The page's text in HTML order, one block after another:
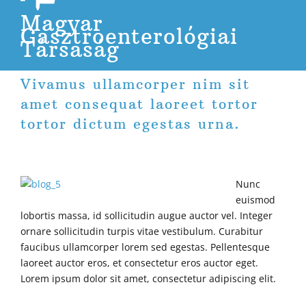
Magyar
Gasztroenterológiai
Társaság
Vivamus ullamcorper nim sit
amet consequat laoreet tortor
tortor dictum egestas urna.
Nunc
euismod
lobortis massa, id sollicitudin augue auctor vel. Integer
ornare sollicitudin turpis vitae vestibulum. Curabitur
faucibus ullamcorper lorem sed egestas. Pellentesque
laoreet auctor eros, et consectetur eros auctor eget.
Lorem ipsum dolor sit amet, consectetur adipiscing elit.